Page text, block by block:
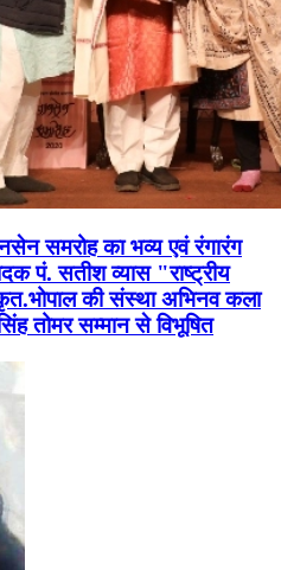
समरोह का भव्य एवं रंगारंग
पं. सतीश व्यास "राष्ट्रीय
की संस्था अभिनव कला
तोमर सम्मान से विभूषित